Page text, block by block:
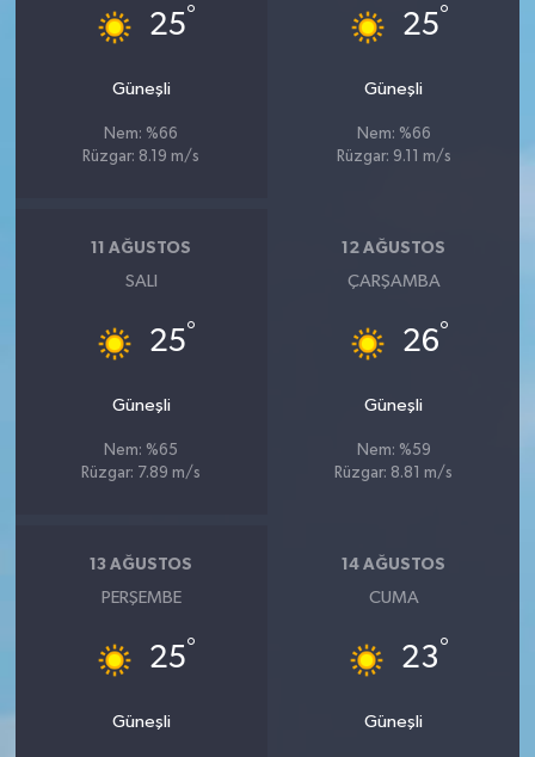
25°
Güneşli
Nem: %66
Rüzgar: 8.19 m/s
25°
Güneşli
Nem: %66
Rüzgar: 9.11 m/s
11 AĞUSTOS
SALI
25°
Güneşli
Nem: %65
Rüzgar: 7.89 m/s
12 AĞUSTOS
ÇARŞAMBA
26°
Güneşli
Nem: %59
Rüzgar: 8.81 m/s
13 AĞUSTOS
PERŞEMBE
25°
Güneşli
14 AĞUSTOS
CUMA
23°
Güneşli